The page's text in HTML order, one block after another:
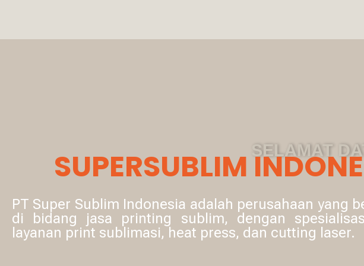
SELAMAT
SUPERSUBLIM
PT Super Sublim Indonesia adalah perusahaan yang
di bidang jasa printing sublim, dengan
layanan print sublimasi, heat press, dan cutting laser.